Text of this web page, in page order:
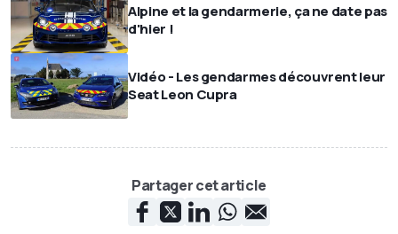
Alpine et la gendarmerie, ça ne date pas
d'hier !
Vidéo - Les gendarmes découvrent leur
Seat Leon Cupra
Partager cet article